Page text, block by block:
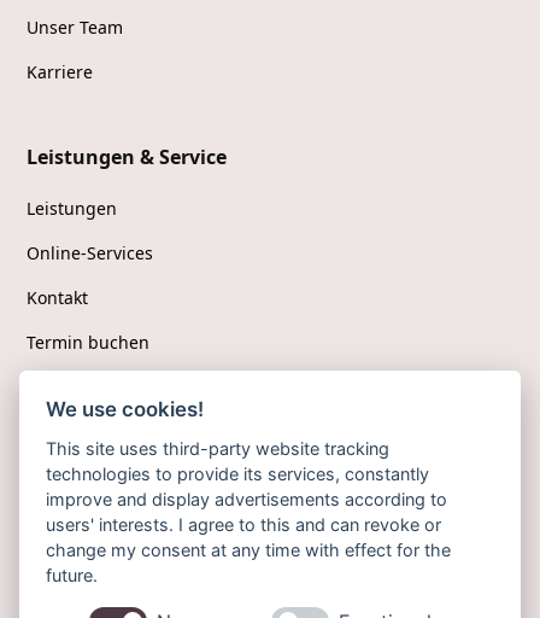
Unser Team
Karriere
Leistungen & Service
Leistungen
Online-Services
Kontakt
Termin buchen
Facebook
Instagram
Jameda
We use cookies!
This site uses third-party website tracking
technologies to provide its services, constantly
improve and display advertisements according to
users' interests. I agree to this and can revoke or
change my consent at any time with effect for the
future.